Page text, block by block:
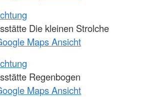
Die kleinen Strolche
Maps Ansicht
Regenbogen
Maps Ansicht